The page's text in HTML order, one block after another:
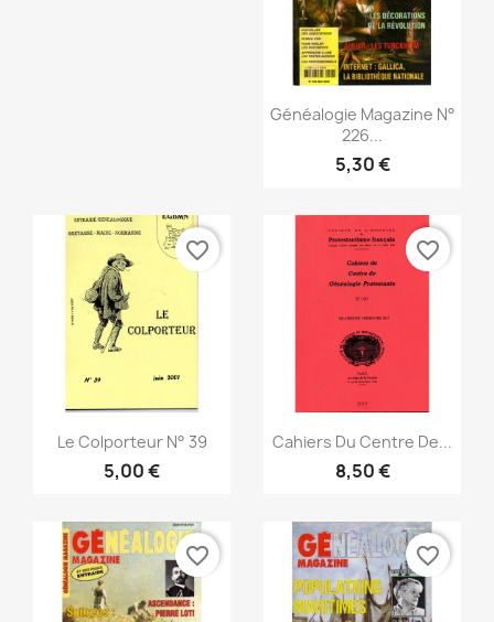
Vorschau
Généalogie Magazine N°
226...
5,30 €
Vorschau
Le Colporteur N° 39
5,00 €
favorite_border
 Vorschau
Cahiers Du Centre De...
8,50 €
favorite_border
favorite_border favorite_border